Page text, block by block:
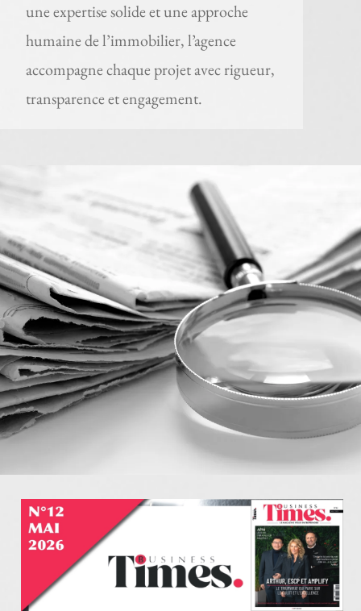
une expertise solide et une approche
humaine de l’immobilier, l’agence
accompagne chaque projet avec rigueur,
transparence et engagement.